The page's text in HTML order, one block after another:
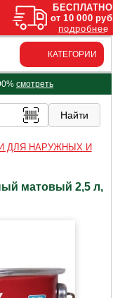
КАТЕГОРИИ
смотреть
ДЛЯ НАРУЖНЫХ И
матовый 2,5 л,